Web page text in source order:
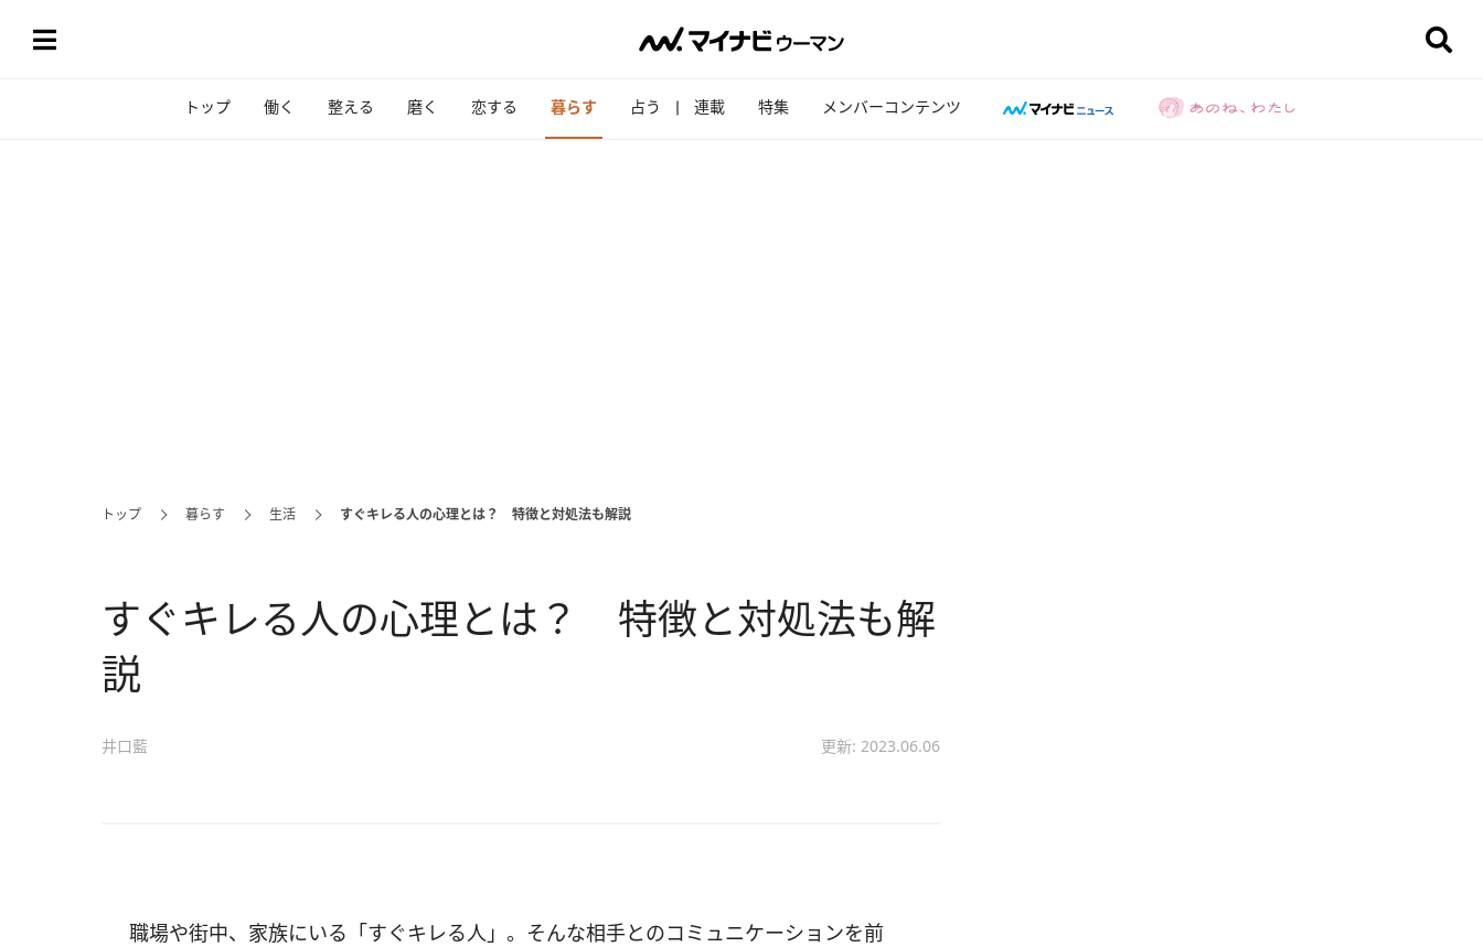
トップ 働く 整える 磨く 恋する 暮らす 占う 連載 特集 メンバーコンテンツ
トップ 暮らす 生活 すぐキレる人の心理とは？ 特徴と対処法も解説
すぐキレる人の心理とは？ 特徴と対処法も解
説
井口藍 更新: 2023.06.06
職場や街中、家族にいる「すぐキレる人」。そんな相手とのコミュニケーションを前